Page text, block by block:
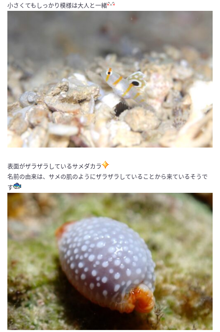
小さくてもしっかり模様は大人と一緒
表面がザラザラしているサメダカラ
名前の由来は、サメの肌のようにザラザラしていることから来ているそうで
す